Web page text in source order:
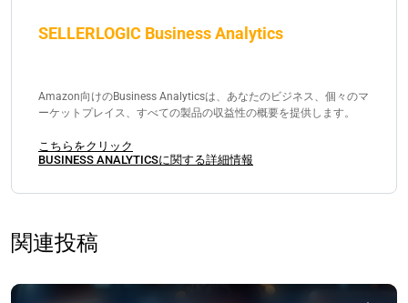
SELLERLOGIC Business Analytics
Amazon向けのBusiness Analyticsは、あなたのビジネス、個々のマ
ーケットプレイス、すべての製品の収益性の概要を提供します。
こちらをクリック
BUSINESS ANALYTICSに関する詳細情報
関連投稿